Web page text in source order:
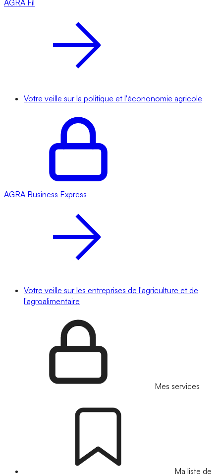
AGRA Fil
Votre veille sur la politique et l'écononomie agricole
AGRA Business Express
Votre veille sur les entreprises de l'agriculture et de
l'agroalimentaire
Mes services
Ma liste de